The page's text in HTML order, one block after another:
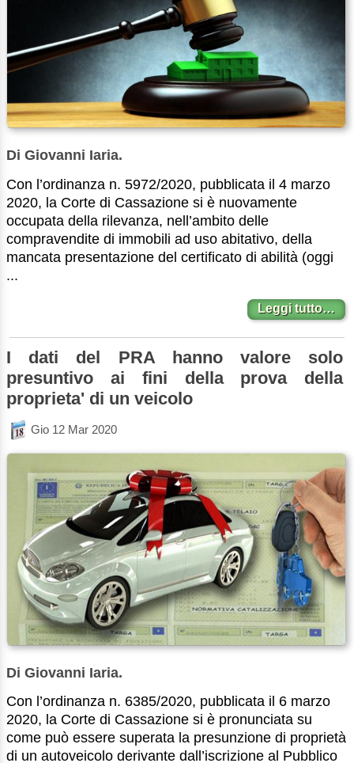
Di Giovanni Iaria.
Con l’ordinanza n. 5972/2020, pubblicata il 4 marzo
2020, la Corte di Cassazione si è nuovamente
occupata della rilevanza, nell’ambito delle
compravendite di immobili ad uso abitativo, della
mancata presentazione del certificato di abilità (oggi
...
Leggi tutto…
I dati del PRA hanno valore solo
presuntivo ai fini della prova della
proprieta' di un veicolo
Gio 12 Mar 2020
Di Giovanni Iaria.
Con l’ordinanza n. 6385/2020, pubblicata il 6 marzo
2020, la Corte di Cassazione si è pronunciata su
come può essere superata la presunzione di proprietà
di un autoveicolo derivante dall’iscrizione al Pubblico